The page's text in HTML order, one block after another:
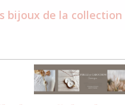
bijoux de la